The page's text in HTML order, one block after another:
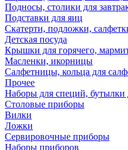
Подносы, столики для
Подставки для яиц
Скатерти, подложки,
Детская посуда
Крышки для горячего,
Масленки, икорницы
Салфетницы, кольца для
Прочее
Наборы для специй, бутылки
Столовые приборы
Вилки
Ложки
Сервировочные приборы
Наборы приборов